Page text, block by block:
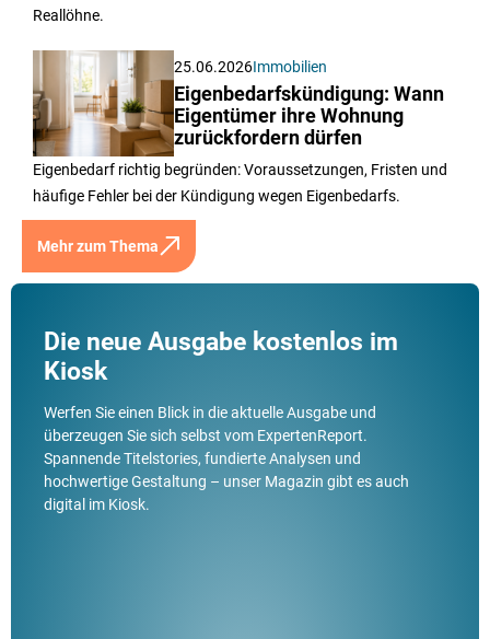
Reallöhne.
25.06.2026Immobilien
Eigenbedarfskündigung: Wann
Eigentümer ihre Wohnung
zurückfordern dürfen
Eigenbedarf richtig begründen: Voraussetzungen, Fristen und
häufige Fehler bei der Kündigung wegen Eigenbedarfs.
Mehr zum Thema
Die neue Ausgabe kostenlos im
Kiosk
Werfen Sie einen Blick in die aktuelle Ausgabe und
überzeugen Sie sich selbst vom ExpertenReport.
Spannende Titelstories, fundierte Analysen und
hochwertige Gestaltung – unser Magazin gibt es auch
digital im Kiosk.